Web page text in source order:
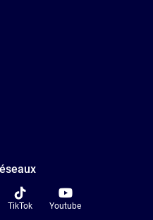
TikTok Youtube